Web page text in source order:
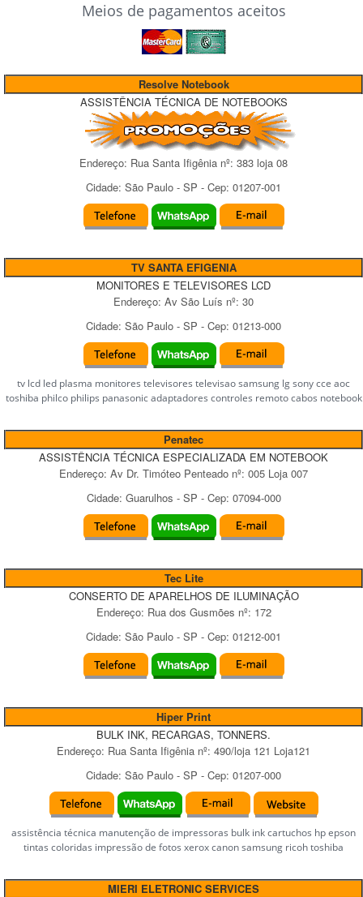
Meios de pagamentos aceitos
Resolve Notebook
ASSISTÊNCIA TÉCNICA DE NOTEBOOKS
Endereço: Rua Santa Ifigênia nº: 383 loja 08
Cidade: São Paulo - SP - Cep: 01207-001
TV SANTA EFIGENIA
MONITORES E TELEVISORES LCD
Endereço: Av São Luís nº: 30
Cidade: São Paulo - SP - Cep: 01213-000
tv lcd led plasma monitores televisores televisao samsung lg sony cce aoc
toshiba philco philips panasonic adaptadores controles remoto cabos notebook
Penatec
ASSISTÊNCIA TÉCNICA ESPECIALIZADA EM NOTEBOOK
Endereço: Av Dr. Timóteo Penteado nº: 005 Loja 007
Cidade: Guarulhos - SP - Cep: 07094-000
Tec Lite
CONSERTO DE APARELHOS DE ILUMINAÇÃO
Endereço: Rua dos Gusmões nº: 172
Cidade: São Paulo - SP - Cep: 01212-001
Hiper Print
BULK INK, RECARGAS, TONNERS.
Endereço: Rua Santa Ifigênia nº: 490/loja 121 Loja121
Cidade: São Paulo - SP - Cep: 01207-000
assistência técnica manutenção de impressoras bulk ink cartuchos hp epson
tintas coloridas impressão de fotos xerox canon samsung ricoh toshiba
MIERI ELETRONIC SERVICES